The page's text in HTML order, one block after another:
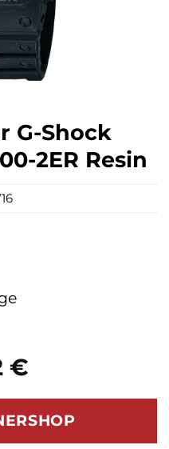
G-Shock
2ER Resin
€
€Aktueller
ist:
180,12 €.